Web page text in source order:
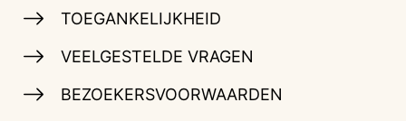
TOEGANKELIJKHEID
VEELGESTELDE VRAGEN
BEZOEKERSVOORWAARDEN